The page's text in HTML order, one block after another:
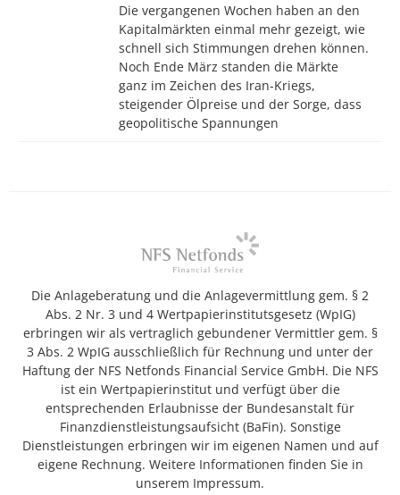
Die vergangenen Wochen haben an den
Kapitalmärkten einmal mehr gezeigt, wie
schnell sich Stimmungen drehen können.
Noch Ende März standen die Märkte
ganz im Zeichen des Iran-Kriegs,
steigender Ölpreise und der Sorge, dass
geopolitische Spannungen
Die Anlageberatung und die Anlagevermittlung gem. § 2
Abs. 2 Nr. 3 und 4 Wertpapierinstitutsgesetz (WpIG)
erbringen wir als vertraglich gebundener Vermittler gem. §
3 Abs. 2 WpIG ausschließlich für Rechnung und unter der
Haftung der NFS Netfonds Financial Service GmbH. Die NFS
ist ein Wertpapierinstitut und verfügt über die
entsprechenden Erlaubnisse der Bundesanstalt für
Finanzdienstleistungsaufsicht (BaFin). Sonstige
Dienstleistungen erbringen wir im eigenen Namen und auf
eigene Rechnung. Weitere Informationen finden Sie in
unserem Impressum.